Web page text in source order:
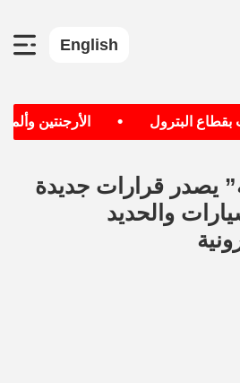
English
البترول الأرجنتين
يصدر قرارات جديدة
والحديد